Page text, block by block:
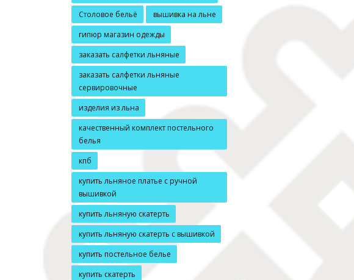
Столовое бельё
вышивка на льне
гипюр магазин одежды
заказать салфетки льняные
заказать салфетки льняные
сервировочные
изделия из льна
качественный комплект постельного
белья
кпб
купить льняное платье с ручной
вышивкой
купить льняную скатерть
купить льняную скатерть с вышивкой
купить постельное белье
купить скатерть